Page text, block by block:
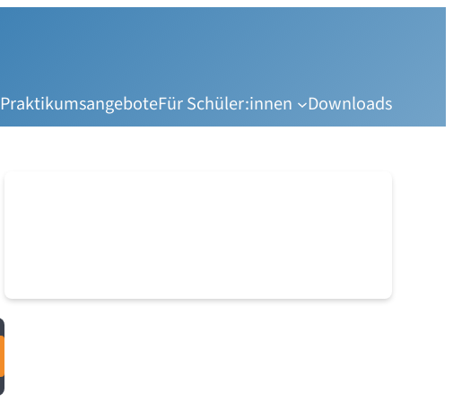
PraktikumsangeboteFür Schüler:innen Downloads